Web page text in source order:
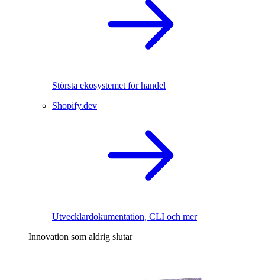
Största ekosystemet för handel
Shopify.dev
Utvecklardokumentation, CLI och mer
Innovation som aldrig slutar